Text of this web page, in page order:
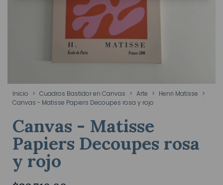
Inicio > Cuadros Bastidor en Canvas > Arte > Henri Matisse >
Canvas - Matisse Papiers Decoupes rosa y rojo
Canvas - Matisse
Papiers Decoupes rosa
y rojo